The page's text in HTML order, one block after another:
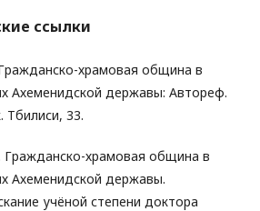
ссылки
храмовая община в
Ахеменидской державы: Автореф.
Тбилиси, 33.
Гражданско-храмовая община в
Ахеменидской державы.
учёной степени доктора